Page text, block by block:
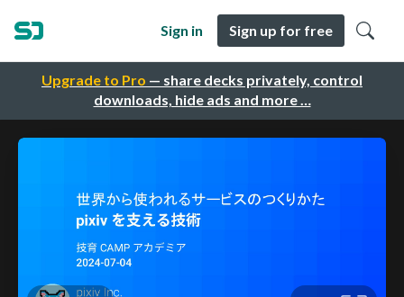
Upgrade to Pro — share decks privately, control
downloads, hide ads and more …
Sign in Sign up for free